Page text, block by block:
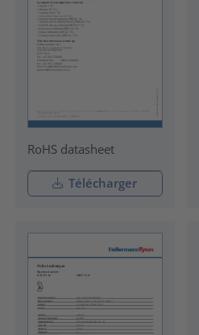
RoHS datasheet
Télécharger